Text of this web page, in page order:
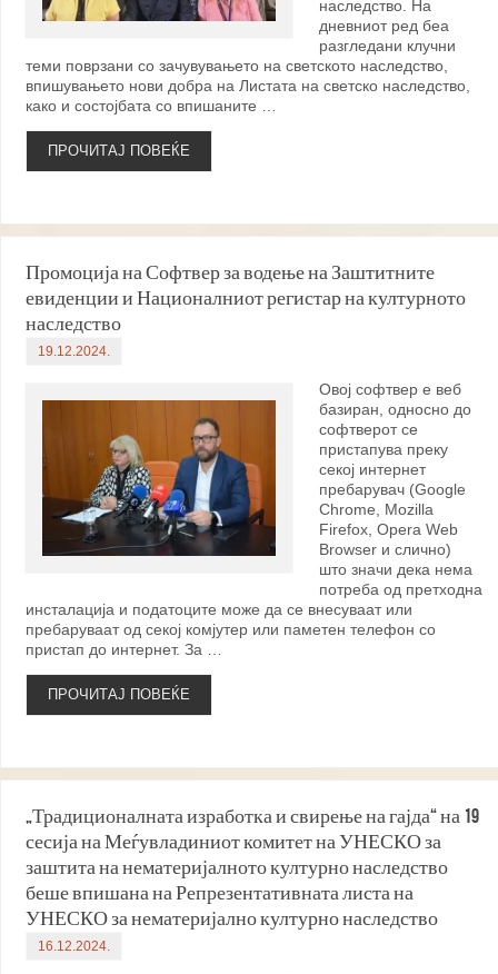
наследство. На
дневниот ред беа
разгледани клучни
теми поврзани со зачувувањето на светското наследство,
впишувањето нови добра на Листата на светско наследство,
како и состојбата со впишаните …
ПРОЧИТАЈ ПОВЕЌЕ
Промоција на Софтвер за водење на Заштитните
евиденции и Националниот регистар на културното
наследство
19.12.2024.
Овој софтвер е веб
базиран, односно до
софтверот се
пристапува преку
секој интернет
пребарувач (Google
Chrome, Mozilla
Firefox, Opera Web
Browser и слично)
што значи дека нема
потреба од претходна
инсталација и податоците може да се внесуваат или
пребаруваат од секој комјутер или паметен телефон со
пристап до интернет. За …
ПРОЧИТАЈ ПОВЕЌЕ
„Традиционалната изработка и свирење на гајда“ на 19
сесија на Меѓувладиниот комитет на УНЕСКО за
заштита на нематеријалното културно наследство
беше впишана на Репрезентативната листа на
УНЕСКО за нематеријално културно наследство
16.12.2024.